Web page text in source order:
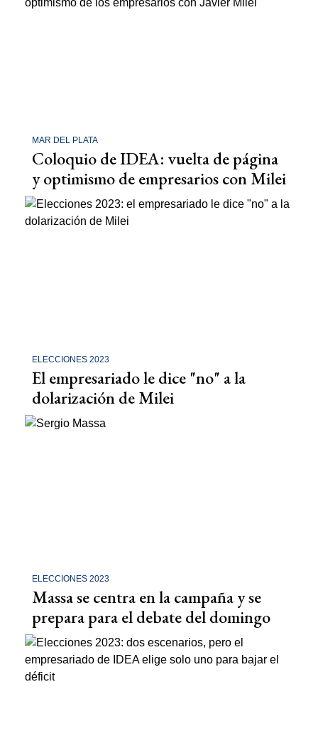
MAR DEL PLATA
Coloquio de IDEA: vuelta de página
y optimismo de empresarios con Milei
ELECCIONES 2023
El empresariado le dice "no" a la
dolarización de Milei
ELECCIONES 2023
Massa se centra en la campaña y se
prepara para el debate del domingo